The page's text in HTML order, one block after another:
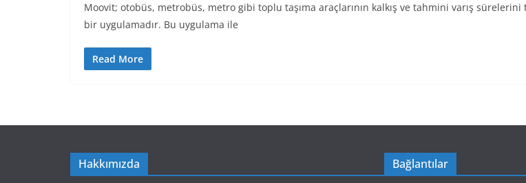
Moovit; otobüs, metrobüs, metro gibi toplu taşıma araçlarının kalkış ve tahmini varış
bir uygulamadır. Bu uygulama ile
Read More
Hakkımızda Bağlantılar